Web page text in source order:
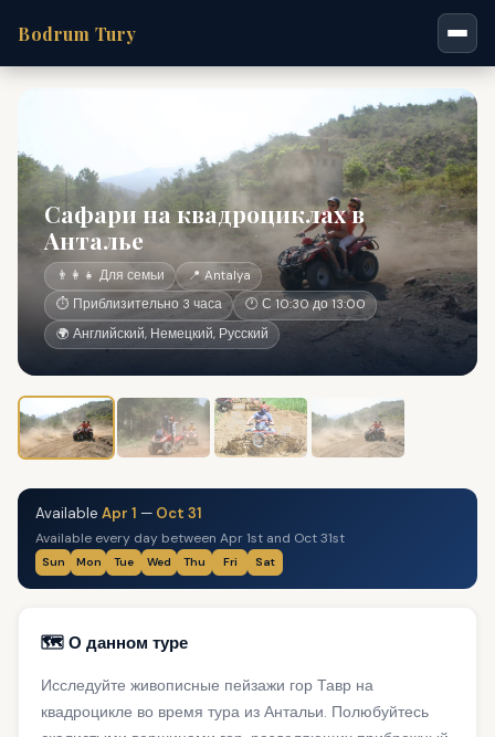
Bodrum Tury
Сафари на квадроциклах в
Анталье
👨‍👩‍👧 Для семьи
📍 Antalya
⏱ Приблизительно 3 часа
🕐 С 10:30 до 13:00
🌍 Английский, Немецкий, Русский
Available Apr 1 — Oct 31
Available every day between Apr 1st and Oct 31st
Sun Mon Tue Wed Thu Fri Sat
🗺️ О данном туре
Исследуйте живописные пейзажи гор Тавр на
квадроцикле во время тура из Антальи. Полюбуйтесь